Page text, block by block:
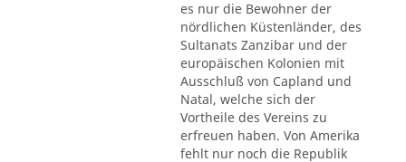
es nur die Bewohner der
nördlichen Küstenländer, des
Sultanats Zanzibar und der
europäischen Kolonien mit
Ausschluß von Capland und
Natal, welche sich der
Vortheile des Vereins zu
erfreuen haben. Von Amerika
fehlt nur noch die Republik